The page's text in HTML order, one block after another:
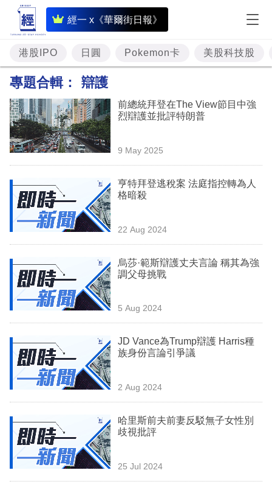
經一 x《華爾街日報》
即
時
財
經
題
投
資
理
業
科
技
場
生
時
事
港股IPO 日圓 Pokemon卡 美股科技股
專題合輯： 辯護
前總統拜登在The View節目中強
烈辯護並批評特朗普
9 May 2025
亨特拜登逃稅案 法庭指控轉為人
格暗殺
22 Aug 2024
烏莎·範斯辯護丈夫言論 稱其為強
調父母挑戰
5 Aug 2024
JD Vance為Trump辯護 Harris種
族身份言論引爭議
2 Aug 2024
哈里斯前夫前妻反駁無子女性別
歧視批評
25 Jul 2024